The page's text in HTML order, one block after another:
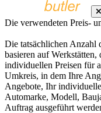
Die verwendeten Preis-
Die tatsächlichen Anzahl
basieren auf
individuellen Preisen für
Umkreis, in dem Ihre
Angebote, Ihr
Automarke, Modell,
Auftrag ausgeführt